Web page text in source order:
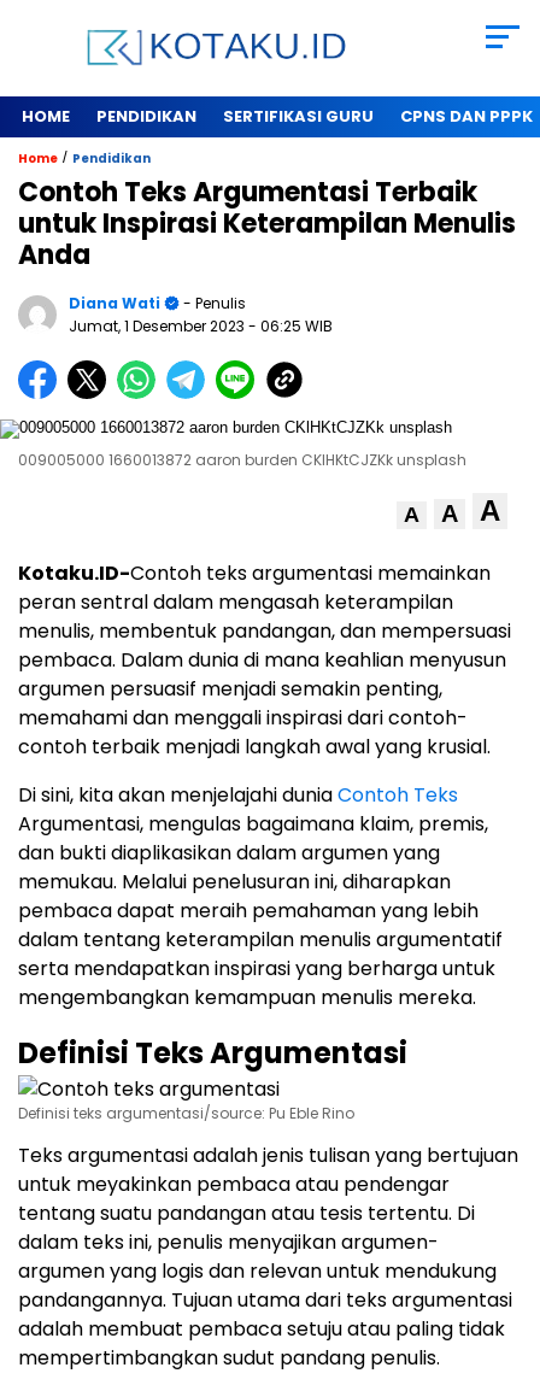
HOME PENDIDIKAN SERTIFIKASI GURU CPNS DAN PPPK
Home / Pendidikan
Contoh Teks Argumentasi Terbaik
untuk Inspirasi Keterampilan Menulis
Anda
Diana Wati
- Penulis
Jumat, 1 Desember 2023 - 06:25 WIB
009005000 1660013872 aaron burden CKlHKtCJZKk unsplash
A A A
Kotaku.ID-Contoh teks argumentasi memainkan
peran sentral dalam mengasah keterampilan
menulis, membentuk pandangan, dan mempersuasi
pembaca. Dalam dunia di mana keahlian menyusun
argumen persuasif menjadi semakin penting,
memahami dan menggali inspirasi dari contoh-
contoh terbaik menjadi langkah awal yang krusial.
Di sini, kita akan menjelajahi duniaContoh Teks
Argumentasi, mengulas bagaimana klaim, premis,
dan bukti diaplikasikan dalam argumen yang
memukau. Melalui penelusuran ini, diharapkan
pembaca dapat meraih pemahaman yang lebih
dalam tentang keterampilan menulis argumentatif
serta mendapatkan inspirasi yang berharga untuk
mengembangkan kemampuan menulis mereka.
Definisi Teks Argumentasi
Definisi teks argumentasi/source: Pu Eble Rino
Teks argumentasi adalah jenis tulisan yang bertujuan
untuk meyakinkan pembaca atau pendengar
tentang suatu pandangan atau tesis tertentu. Di
dalam teks ini, penulis menyajikan argumen-
argumen yang logis dan relevan untuk mendukung
pandangannya. Tujuan utama dari teks argumentasi
adalah membuat pembaca setuju atau paling tidak
mempertimbangkan sudut pandang penulis.